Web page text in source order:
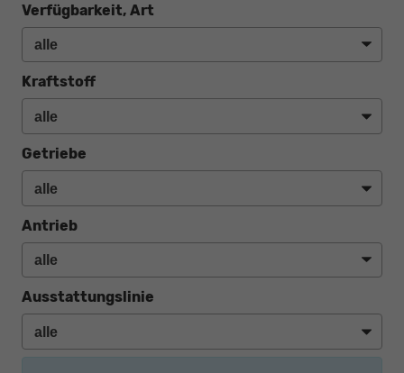
Verfügbarkeit, Art
Kraftstoff
Getriebe
Antrieb
Ausstattungslinie